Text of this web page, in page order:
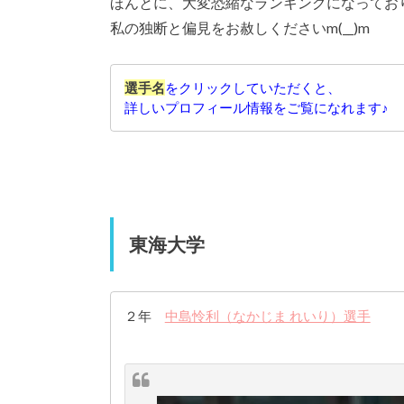
私の独断と偏見をお赦しくださいm(__)m
選手名をクリックしていただくと、
詳しいプロフィール情報をご覧になれます♪
東海大学
２年 中島怜利（なかじま れいり）選手